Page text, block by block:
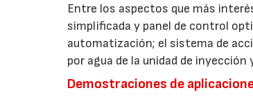
Entre los aspectos que más
simplificada y panel de control
automatización; el sistema de
por agua de la unidad de
Demostraciones de